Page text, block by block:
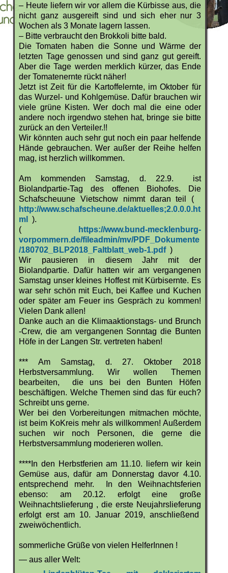
– Heute liefern wir vor allem die Kürbisse aus, die
nicht ganz ausgereift sind und sich eher nur 3
Wochen als 3 Monate lagern lassen.
– Bitte verbraucht den Brokkoli bitte bald.
Die Tomaten haben die Sonne und Wärme der
letzten Tage genossen und sind ganz gut gereift.
Aber die Tage werden merklich kürzer, das Ende
der Tomatenernte rückt näher!
Jetzt ist Zeit für die Kartoffelernte, im Oktober für
das Wurzel- und Kohlgemüse. Dafür brauchen wir
viele grüne Kisten. Wer doch mal die eine oder
andere noch irgendwo stehen hat, bringe sie bitte
zurück an den Verteiler.!!
Wir könnten auch sehr gut noch ein paar helfende
Hände gebrauchen. Wer außer der Reihe helfen
mag, ist herzlich willkommen.
Am kommenden Samstag, d. 22.9. ist
Biolandpartie-Tag des offenen Biohofes. Die
Schafscheuune Vietschow nimmt daran teil (
http://www.schafscheune.de/aktuelles;2.0.0.0.ht
ml
).
(
https://www.bund-mecklenburg-
vorpommern.de/fileadmin/mv/PDF_Dokumente
/180702_BLP2018_Faltblatt_web-1.pdf)
Wir pausieren in diesem Jahr mit der
Biolandpartie. Dafür hatten wir am vergangenen
Samstag unser kleines Hoffest mit Kürbisernte. Es
war sehr schön mit Euch, bei Kaffee und Kuchen
oder später am Feuer ins Gespräch zu kommen!
Vielen Dank allen!
Danke auch an die Klimaaktionstags- und Brunch
-Crew, die am vergangenen Sonntag die Bunten
Höfe in der Langen Str. vertreten haben!
*** Am Samstag, d. 27. Oktober 2018
Herbstversammlung. Wir wollen Themen
bearbeiten, die uns bei den Bunten Höfen
beschäftigen. Welche Themen sind das für euch?
Schreibt uns gerne.
Wer bei den Vorbereitungen mitmachen möchte,
ist beim KoKreis mehr als willkommen! Außerdem
suchen wir noch Personen, die gerne die
Herbstversammlung moderieren wollen.
****In den Herbstferien am 11.10. liefern wir kein
Gemüse aus, dafür am Donnerstag davor 4.10.
entsprechend mehr. In den Weihnachtsferien
ebenso: am 20.12. erfolgt eine große
Weihnachtslieferung , die erste Neujahrslieferung
erfolgt erst am 10. Januar 2019, anschließend
zweiwöchentlich.
sommerliche Grüße von vielen HelferInnen !
— aus aller Welt: